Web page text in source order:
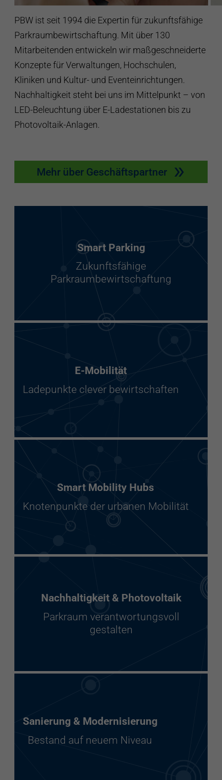
PBW ist seit 1994 die Expertin für zukunftsfähige
Parkraumbewirtschaftung. Mit über 130
Mitarbeitenden entwickeln wir maßgeschneiderte
Konzepte für Verwaltungen, Hochschulen,
Kliniken und Kultur- und Eventeinrichtungen.
Nachhaltigkeit steht bei uns im Mittelpunkt – von
LED-Beleuchtung über E-Ladestationen bis zu
Photovoltaik-Anlagen.
Mehr über Geschäftspartner
Smart Parking
Zukunftsfähige
Parkraumbewirtschaftung
E-Mobilität
Ladepunkte clever bewirtschaften
Smart Mobility Hubs
Knotenpunkte der urbanen Mobilität
Nachhaltigkeit & Photovoltaik
Parkraum verantwortungsvoll
gestalten
Sanierung & Modernisierung
Bestand auf neuem Niveau